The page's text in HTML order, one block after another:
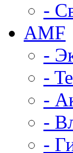
-
AMF
-
-
-
-
-